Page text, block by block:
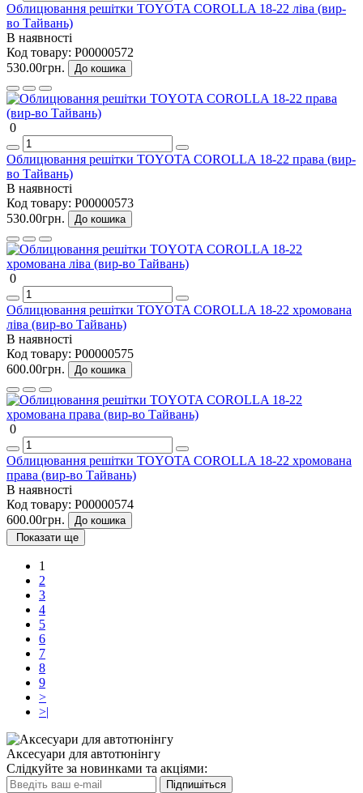
Облицювання решітки TOYOTA COROLLA 18-22 ліва (вир-
во Тайвань)
В наявності
Код товару: P00000572
530.00грн.
До кошика
0
Облицювання решітки TOYOTA COROLLA 18-22 права (вир-
во Тайвань)
В наявності
Код товару: P00000573
530.00грн.
До кошика
0
Облицювання решітки TOYOTA COROLLA 18-22 хромована
ліва (вир-во Тайвань)
В наявності
Код товару: P00000575
600.00грн.
До кошика
0
Облицювання решітки TOYOTA COROLLA 18-22 хромована
права (вир-во Тайвань)
В наявності
Код товару: P00000574
600.00грн.
До кошика
Показати ще
1
2
3
4
5
6
7
8
9
>
>|
Аксесуари для автотюнінгу
Слідкуйте за новинками та акціями:
Підпишіться